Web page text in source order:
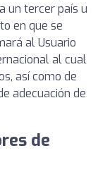
un tercer país u
en que se
al Usuario
al cual
así como de
adecuación de
de